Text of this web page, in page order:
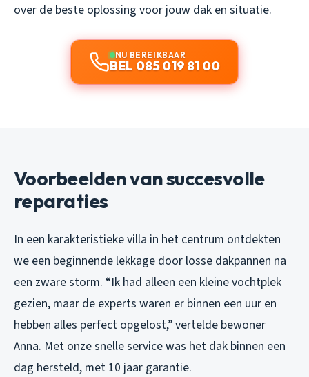
over de beste oplossing voor jouw dak en situatie.
NU BEREIKBAAR
BEL 085 019 81 00
Voorbeelden van succesvolle
reparaties
In een karakteristieke villa in het centrum ontdekten
we een beginnende lekkage door losse dakpannen na
een zware storm. “Ik had alleen een kleine vochtplek
gezien, maar de experts waren er binnen een uur en
hebben alles perfect opgelost,” vertelde bewoner
Anna. Met onze snelle service was het dak binnen een
dag hersteld, met 10 jaar garantie.